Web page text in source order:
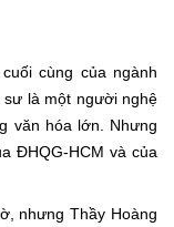
cùng của ngành
là một người nghệ
văn hóa lớn. Nhưng
ĐHQG-HCM và của
nhưng Thầy Hoàng